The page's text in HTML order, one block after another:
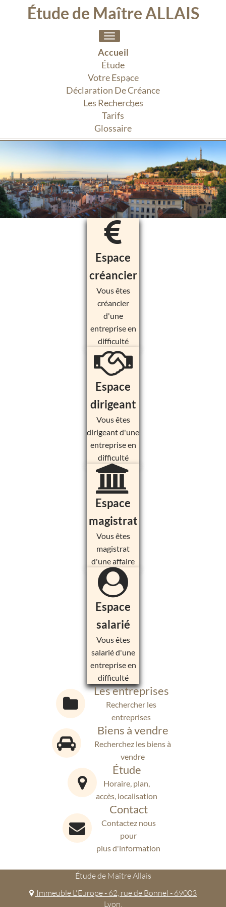
Étude de Maître ALLAIS
Toggle
navigation
Accueil
Étude
Votre Espace
Déclaration De Créance
Les Recherches
Tarifs
Glossaire
Espace
créancier
Vous êtes
créancier
d'une
entreprise en
difficulté
Espace
dirigeant
Vous êtes
dirigeant d'une
entreprise en
difficulté
Espace
magistrat
Vous êtes
magistrat
d'une affaire
Espace
salarié
Vous êtes
salarié d'une
entreprise en
difficulté
Les entreprises
Rechercher les
entreprises
Biens à vendre
Recherchez les biens à
vendre
Étude
Horaire, plan,
accès, localisation
Contact
Contactez nous
pour
plus d'information
Étude de Maître Allais
Immeuble L'Europe - 62, rue de Bonnel - 69003
Lyon.